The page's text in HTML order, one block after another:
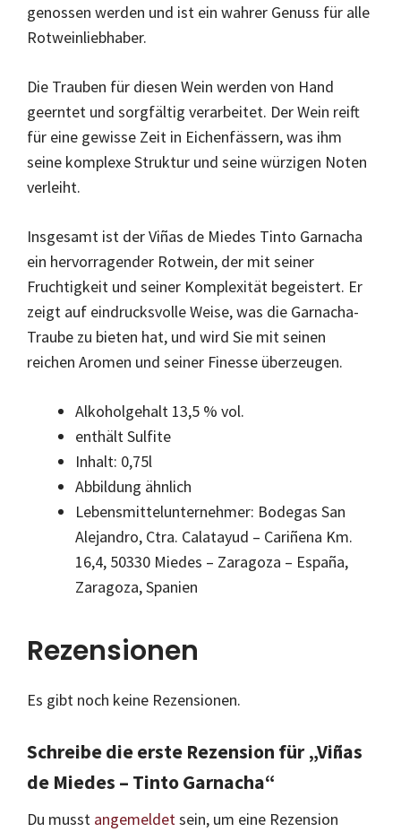
genossen werden und ist ein wahrer Genuss für alle
Rotweinliebhaber.
Die Trauben für diesen Wein werden von Hand
geerntet und sorgfältig verarbeitet. Der Wein reift
für eine gewisse Zeit in Eichenfässern, was ihm
seine komplexe Struktur und seine würzigen Noten
verleiht.
Insgesamt ist der Viñas de Miedes Tinto Garnacha
ein hervorragender Rotwein, der mit seiner
Fruchtigkeit und seiner Komplexität begeistert. Er
zeigt auf eindrucksvolle Weise, was die Garnacha-
Traube zu bieten hat, und wird Sie mit seinen
reichen Aromen und seiner Finesse überzeugen.
Alkoholgehalt 13,5 % vol.
enthält Sulfite
Inhalt: 0,75l
Abbildung ähnlich
Lebensmittelunternehmer: Bodegas San
Alejandro, Ctra. Calatayud – Cariñena Km.
16,4, 50330 Miedes – Zaragoza – España,
Zaragoza, Spanien
Rezensionen
Es gibt noch keine Rezensionen.
Schreibe die erste Rezension für „Viñas
de Miedes – Tinto Garnacha“
Du musst angemeldetsein, um eine Rezension